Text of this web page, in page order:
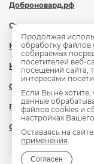
Доброновард.рф
Статьи
Новости
Контакты
Охрана труда
Политика
Сведения об
Продолжая
обработку файлов
собираемых
посетителей веб-
посещений сайта,
интересами
Если Вы не
данные
файлов cookies и
настройках
Оставаясь на
применения.
Согласен